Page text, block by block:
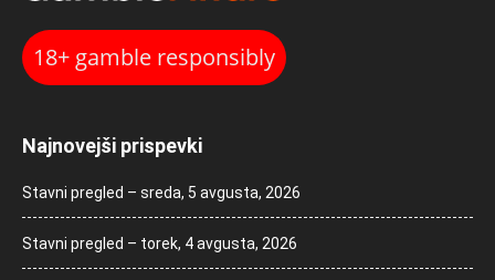
18+ gamble responsibly
Najnovejši prispevki
Stavni pregled – sreda, 5 avgusta, 2026
Stavni pregled – torek, 4 avgusta, 2026